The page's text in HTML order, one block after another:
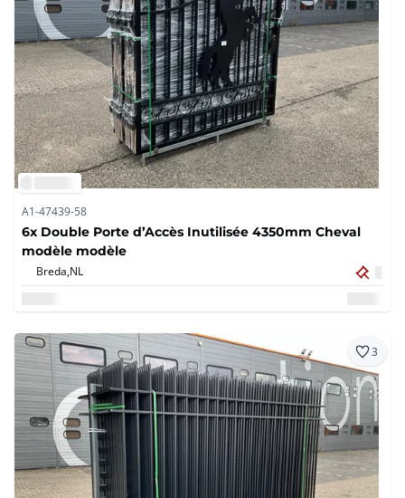
A1-47439-58
6x Double Porte d’Accès Inutilisée 4350mm Cheval
modèle modèle
Breda,NL
3